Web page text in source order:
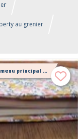
au grenier
Cet article n'est plus proposé, retournez au menu principal ou contactez moi!